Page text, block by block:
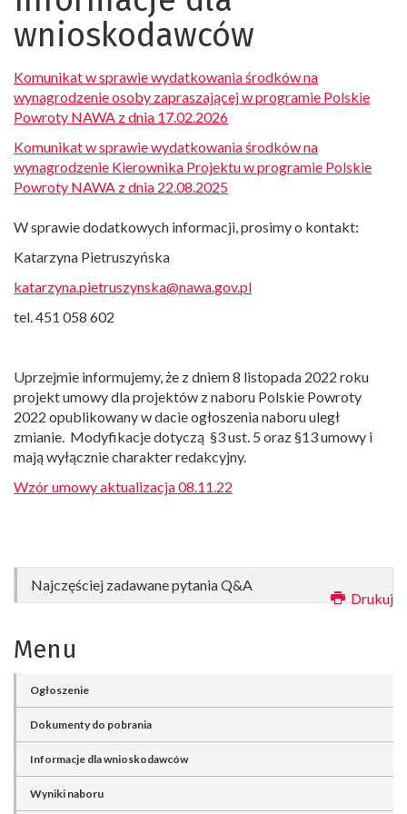
wnioskodawców
Komunikat w sprawie wydatkowania środków na
wynagrodzenie osoby zapraszającej w programie Polskie
Powroty NAWA z dnia 17.02.2026
Komunikat w sprawie wydatkowania środków na
wynagrodzenie Kierownika Projektu w programie Polskie
Powroty NAWA z dnia 22.08.2025
W sprawie dodatkowych informacji, prosimy o kontakt:
Katarzyna Pietruszyńska
katarzyna.pietruszynska@nawa.gov.pl
tel. 451 058 602
Uprzejmie informujemy, że z dniem 8 listopada 2022 roku
projekt umowy dla projektów z naboru Polskie Powroty
2022 opublikowany w dacie ogłoszenia naboru uległ
zmianie. Modyfikacje dotyczą §3 ust. 5 oraz §13 umowy i
mają wyłącznie charakter redakcyjny.
Wzór umowy aktualizacja 08.11.22
Najczęściej zadawane pytania Q&A
I.Wymagania w stosunku do Powracającego
Czy w ścieżce Experienced scientist może
aplikować osoba, która uzyskała stopień
doktora mniej, niż 7 lat przed złożeniem
wniosku?
Drukuj
Menu
Ogłoszenie
Dokumenty do pobrania
Informacje dla wnioskodawców
Wyniki naboru